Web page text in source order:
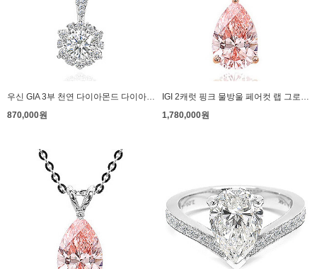
우신 GIA 3부 천연 다이아몬드 다이아 목걸이 프로포즈 에스포사
870,000원
IGI 2캐럿 핑크 물방울 페어컷 랩 그로운 다이아몬드 다이아 목걸이 고리형
1,780,000원